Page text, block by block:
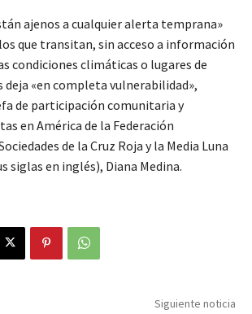
ajenos a cualquier alerta temprana»
que transitan, sin acceso a información
condiciones climáticas o lugares de
deja «en completa vulnerabilidad»,
de participación comunitaria y
en América de la Federación
de la Cruz Roja y la Media Luna
siglas en inglés), Diana Medina.
Siguiente noticia